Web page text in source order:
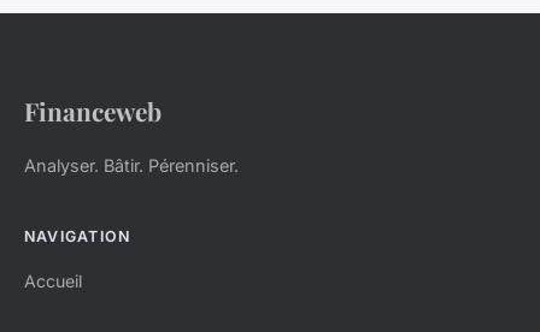
Financeweb
Analyser. Bâtir. Pérenniser.
NAVIGATION
Accueil